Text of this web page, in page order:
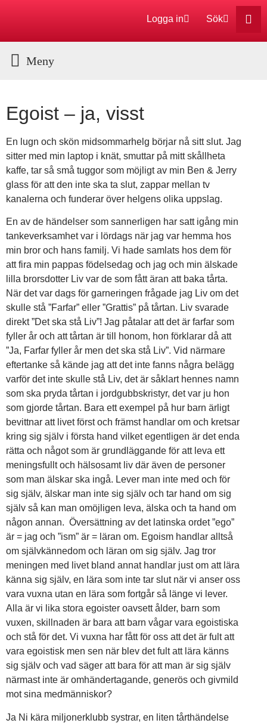
Logga in Sök
Egoist – ja, visst
En lugn och skön midsommarhelg börjar nå sitt slut. Jag
sitter med min laptop i knät, smuttar på mitt skållheta
kaffe, tar så små tuggor som möjligt av min Ben & Jerry
glass för att den inte ska ta slut, zappar mellan tv
kanalerna och funderar över helgens olika uppslag.
En av de händelser som sannerligen har satt igång min
tankeverksamhet var i lördags när jag var hemma hos
min bror och hans familj. Vi hade samlats hos dem för
att fira min pappas födelsedag och jag och min älskade
lilla brorsdotter Liv var de som fått äran att baka tårta.
När det var dags för garneringen frågade jag Liv om det
skulle stå ”Farfar” eller ”Grattis” på tårtan. Liv svarade
direkt ”Det ska stå Liv”! Jag påtalar att det är farfar som
fyller år och att tårtan är till honom, hon förklarar då att
”Ja, Farfar fyller år men det ska stå Liv”. Vid närmare
eftertanke så kände jag att det inte fanns några belägg
varför det inte skulle stå Liv, det är såklart hennes namn
som ska pryda tårtan i jordgubbskristyr, det var ju hon
som gjorde tårtan. Bara ett exempel på hur barn ärligt
bevittnar att livet först och främst handlar om och kretsar
kring sig själv i första hand vilket egentligen är det enda
rätta och något som är grundläggande för att leva ett
meningsfullt och hälsosamt liv där även de personer
som man älskar ska ingå. Lever man inte med och för
sig själv, älskar man inte sig själv och tar hand om sig
själv så kan man omöjligen leva, älska och ta hand om
någon annan. Översättning av det latinska ordet ”ego”
är = jag och ”ism” är = läran om. Egoism handlar alltså
om självkännedom och läran om sig själv. Jag tror
meningen med livet bland annat handlar just om att lära
känna sig själv, en lära som inte tar slut när vi anser oss
vara vuxna utan en lära som fortgår så länge vi lever.
Alla är vi lika stora egoister oavsett ålder, barn som
vuxen, skillnaden är bara att barn vågar vara egoistiska
och stå för det. Vi vuxna har fått för oss att det är fult att
vara egoistisk men sen när blev det fult att lära känns
sig själv och vad säger att bara för att man är sig själv
närmast inte är omhändertagande, generös och givmild
mot sina medmänniskor?
Ja Ni kära miljonerklubb systrar, en liten tårthändelse